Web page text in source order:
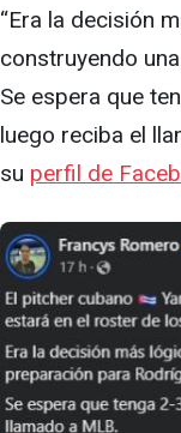
“Era la decisión
construyendo
Se espera que
luego reciba el
su perfil de